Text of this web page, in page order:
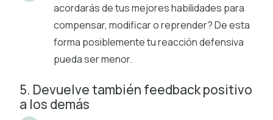
acordarás de tus mejores habilidades para
compensar, modificar o reprender? De esta
forma posiblemente tu reacción defensiva
pueda ser menor.
5. Devuelve también feedback positivo
a los demás